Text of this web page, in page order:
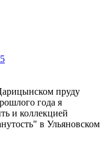
пруду
года я
и коллекцией
в Ульяновском